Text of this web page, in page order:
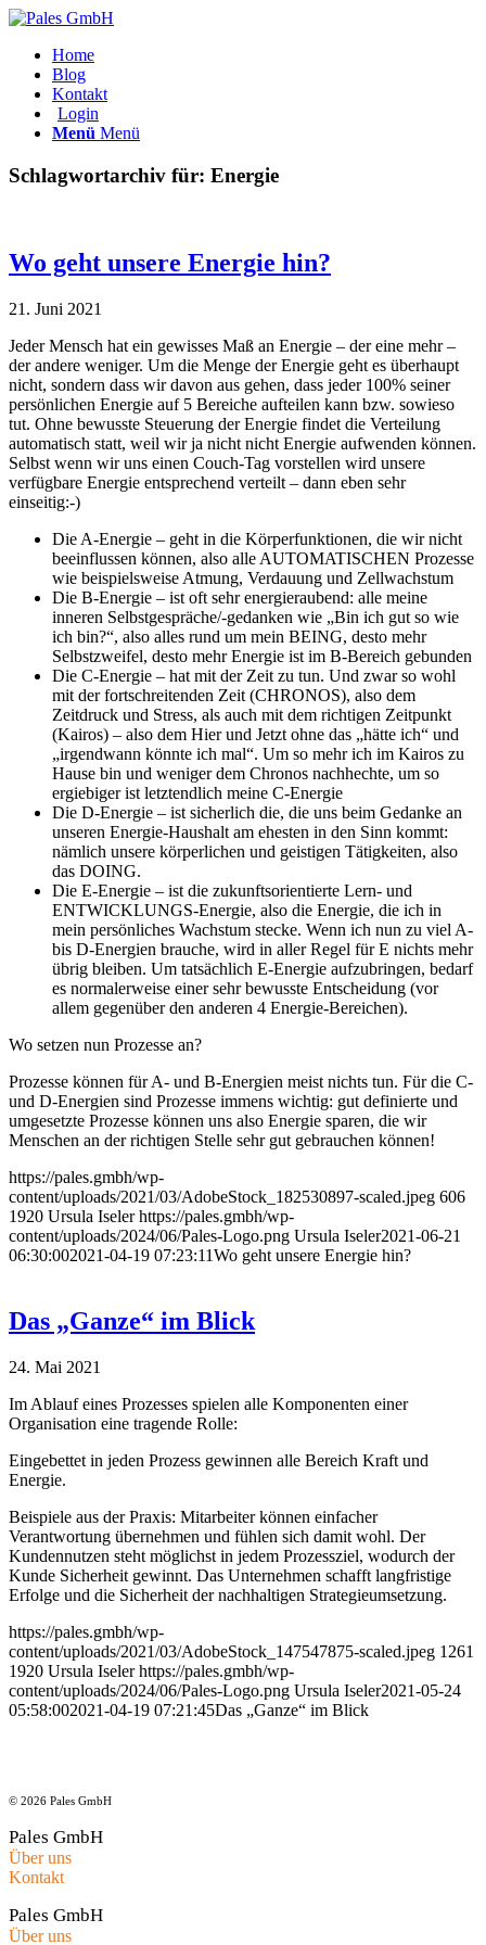
Home
Blog
Kontakt
Login
Menü Menü
Schlagwortarchiv für: Energie
Wo geht unsere Energie hin?
21. Juni 2021
Jeder Mensch hat ein gewisses Maß an Energie – der eine mehr –
der andere weniger. Um die Menge der Energie geht es überhaupt
nicht, sondern dass wir davon aus gehen, dass jeder 100% seiner
persönlichen Energie auf 5 Bereiche aufteilen kann bzw. sowieso
tut. Ohne bewusste Steuerung der Energie findet die Verteilung
automatisch statt, weil wir ja nicht nicht Energie aufwenden können.
Selbst wenn wir uns einen Couch-Tag vorstellen wird unsere
verfügbare Energie entsprechend verteilt – dann eben sehr
einseitig:-)
Die A-Energie – geht in die Körperfunktionen, die wir nicht
beeinflussen können, also alle AUTOMATISCHEN Prozesse
wie beispielsweise Atmung, Verdauung und Zellwachstum
Die B-Energie – ist oft sehr energieraubend: alle meine
inneren Selbstgespräche/-gedanken wie „Bin ich gut so wie
ich bin?“, also alles rund um mein BEING, desto mehr
Selbstzweifel, desto mehr Energie ist im B-Bereich gebunden
Die C-Energie – hat mit der Zeit zu tun. Und zwar so wohl
mit der fortschreitenden Zeit (CHRONOS), also dem
Zeitdruck und Stress, als auch mit dem richtigen Zeitpunkt
(Kairos) – also dem Hier und Jetzt ohne das „hätte ich“ und
„irgendwann könnte ich mal“. Um so mehr ich im Kairos zu
Hause bin und weniger dem Chronos nachhechte, um so
ergiebiger ist letztendlich meine C-Energie
Die D-Energie – ist sicherlich die, die uns beim Gedanke an
unseren Energie-Haushalt am ehesten in den Sinn kommt:
nämlich unsere körperlichen und geistigen Tätigkeiten, also
das DOING.
Die E-Energie – ist die zukunftsorientierte Lern- und
ENTWICKLUNGS-Energie, also die Energie, die ich in
mein persönliches Wachstum stecke. Wenn ich nun zu viel A-
bis D-Energien brauche, wird in aller Regel für E nichts mehr
übrig bleiben. Um tatsächlich E-Energie aufzubringen, bedarf
es normalerweise einer sehr bewusste Entscheidung (vor
allem gegenüber den anderen 4 Energie-Bereichen).
Wo setzen nun Prozesse an?
Prozesse können für A- und B-Energien meist nichts tun. Für die C-
und D-Energien sind Prozesse immens wichtig: gut definierte und
umgesetzte Prozesse können uns also Energie sparen, die wir
Menschen an der richtigen Stelle sehr gut gebrauchen können!
https://pales.gmbh/wp-
content/uploads/2021/03/AdobeStock_182530897-scaled.jpeg 606
1920 Ursula Iseler https://pales.gmbh/wp-
content/uploads/2024/06/Pales-Logo.png Ursula Iseler2021-06-21
06:30:002021-04-19 07:23:11Wo geht unsere Energie hin?
Das „Ganze“ im Blick
24. Mai 2021
Im Ablauf eines Prozesses spielen alle Komponenten einer
Organisation eine tragende Rolle:
Eingebettet in jeden Prozess gewinnen alle Bereich Kraft und
Energie.
Beispiele aus der Praxis: Mitarbeiter können einfacher
Verantwortung übernehmen und fühlen sich damit wohl. Der
Kundennutzen steht möglichst in jedem Prozessziel, wodurch der
Kunde Sicherheit gewinnt. Das Unternehmen schafft langfristige
Erfolge und die Sicherheit der nachhaltigen Strategieumsetzung.
https://pales.gmbh/wp-
content/uploads/2021/03/AdobeStock_147547875-scaled.jpeg 1261
1920 Ursula Iseler https://pales.gmbh/wp-
content/uploads/2024/06/Pales-Logo.png Ursula Iseler2021-05-24
05:58:002021-04-19 07:21:45Das „Ganze“ im Blick
© 2026 Pales GmbH
Pales GmbH
Über uns
Kontakt
Pales GmbH
Über uns